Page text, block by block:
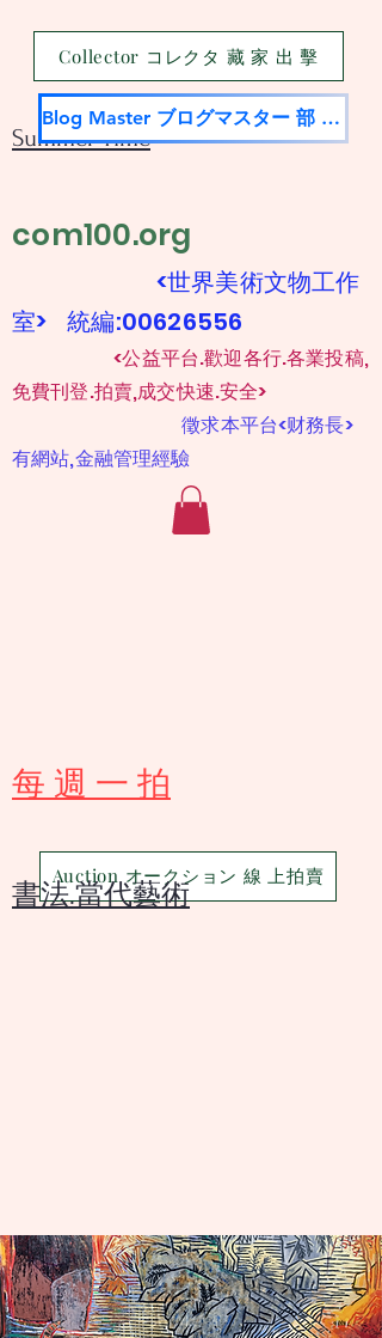
Summer Time
com100.org
<世界美術文物工作
室> 統編:00626556
<公益平台.歡迎各行.各業投稿,
免費刊登.拍賣,成交快速.安全>
​徵求本平台<财務長>
有網站,金融管理經驗
​每 週 一 拍
Auction オークション 線 上拍賣
Collector コレクタ 藏 家 出 擊
Blog Master ブログマスター 部 落 名 家
​書法.當代藝術